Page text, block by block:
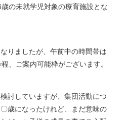
の未就学児対象の療育施設とな
りましたが、午前中の時間帯は
、ご案内可能枠がございます。
討していますが、集団活動につ
歳になったけれど、まだ意味の